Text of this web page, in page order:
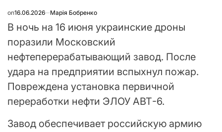
on16.06.2026 Марія Бобренко
В ночь на 16 июня украинские дроны
поразили Московский
нефтеперерабатывающий завод. После
удара на предприятии вспыхнул пожар.
Повреждена установка первичной
переработки нефти ЭЛОУ АВТ-6.
Завод обеспечивает российскую армию